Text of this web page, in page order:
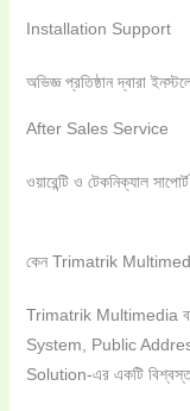
Installation Support
অভিজ্ঞ প্রতিষ্ঠান দ্বারা
After Sales Service
ওয়ারেন্টি ও টেকনিক্যাল
কেন Trimatrik
Trimatrik Multimedia
System, Public
Solution-এর একটি বিশ্বস্ত